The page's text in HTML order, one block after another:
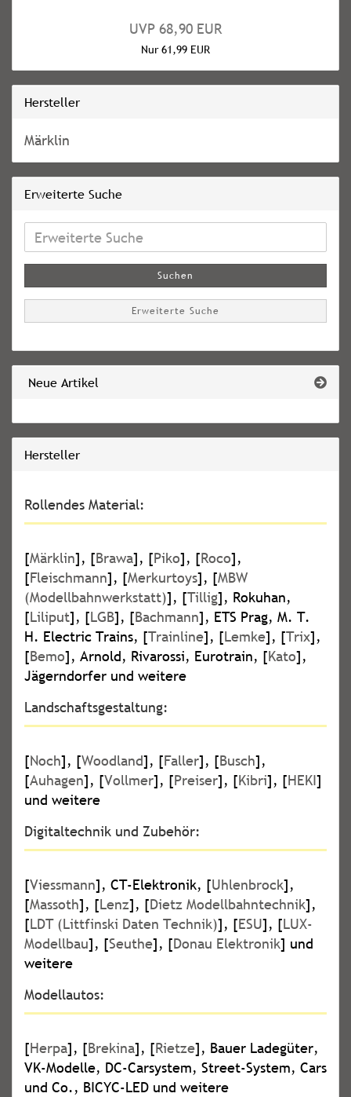
UVP 68,90 EUR
Nur 61,99 EUR
Hersteller
Märklin
Erweiterte Suche
Erweiterte
Suche
Suchen
Erweiterte Suche
Neue Artikel
Hersteller
Rollendes Material:
[Märklin], [Brawa], [Piko], [Roco],
[Fleischmann], [Merkurtoys], [MBW
(Modellbahnwerkstatt)], [Tillig], Rokuhan,
[Liliput], [LGB], [Bachmann], ETS Prag, M. T.
H. Electric Trains, [Trainline], [Lemke], [Trix],
[Bemo], Arnold, Rivarossi, Eurotrain, [Kato],
Jägerndorfer und weitere
Landschaftsgestaltung:
[Noch], [Woodland], [Faller], [Busch],
[Auhagen], [Vollmer], [Preiser], [Kibri], [HEKI]
und weitere
Digitaltechnik und Zubehör:
[Viessmann], CT-Elektronik, [Uhlenbrock],
[Massoth], [Lenz], [Dietz Modellbahntechnik],
[LDT (Littfinski Daten Technik)], [ESU], [LUX-
Modellbau], [Seuthe], [Donau Elektronik] und
weitere
Modellautos:
[Herpa], [Brekina], [Rietze], Bauer Ladegüter,
VK-Modelle, DC-Carsystem, Street-System, Cars
und Co., BICYC-LED und weitere